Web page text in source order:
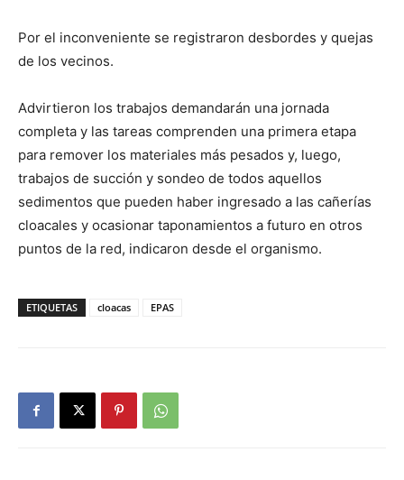
Por el inconveniente se registraron desbordes y quejas
de los vecinos.
Advirtieron los trabajos demandarán una jornada
completa y las tareas comprenden una primera etapa
para remover los materiales más pesados y, luego,
trabajos de succión y sondeo de todos aquellos
sedimentos que pueden haber ingresado a las cañerías
cloacales y ocasionar taponamientos a futuro en otros
puntos de la red, indicaron desde el organismo.
ETIQUETAS cloacas EPAS